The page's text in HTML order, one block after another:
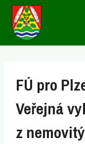
Přeskočit
obsah
FÚ pro
Veřejná
z